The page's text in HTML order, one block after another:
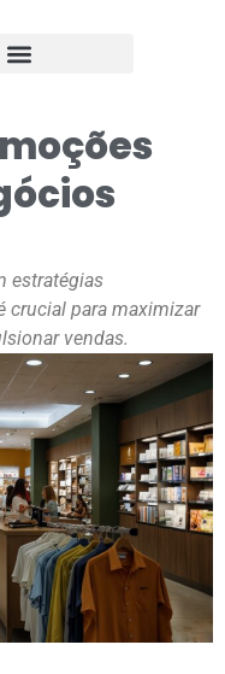
estratégias
crucial para maximizar
vendas.